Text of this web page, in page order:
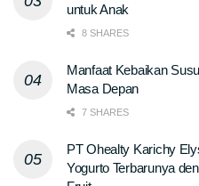
untuk Anak
8 SHARES
Manfaat Kebaikan
Masa Depan
7 SHARES
PT Ohealty Karichy
Yogurto Terbarunya